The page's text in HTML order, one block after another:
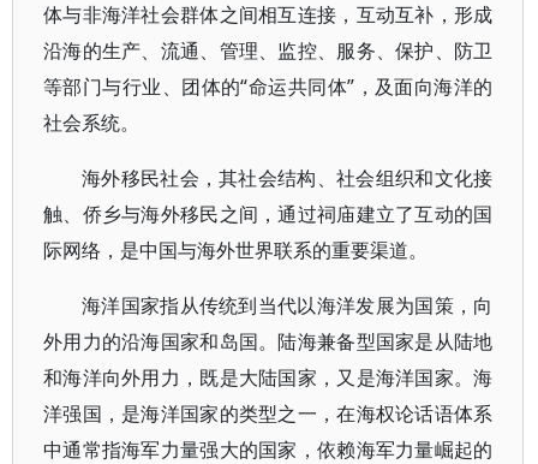
体与非海洋社会群体之间相互连接，互动互补，形成
沿海的生产、流通、管理、监控、服务、保护、防卫
等部门与行业、团体的“命运共同体”，及面向海洋的
社会系统。
海外移民社会，其社会结构、社会组织和文化接
触、侨乡与海外移民之间，通过祠庙建立了互动的国
际网络，是中国与海外世界联系的重要渠道。
海洋国家指从传统到当代以海洋发展为国策，向
外用力的沿海国家和岛国。陆海兼备型国家是从陆地
和海洋向外用力，既是大陆国家，又是海洋国家。海
洋强国，是海洋国家的类型之一，在海权论话语体系
中通常指海军力量强大的国家，依赖海军力量崛起的